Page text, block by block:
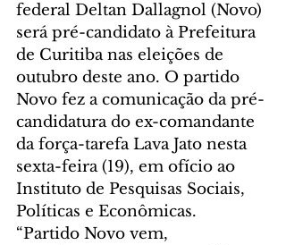
federal Deltan Dallagnol (Novo)
será pré-candidato à Prefeitura
de Curitiba nas eleições de
outubro deste ano. O partido
Novo fez a comunicação da pré-
candidatura do ex-comandante
da força-tarefa Lava Jato nesta
sexta-feira (19), em ofício ao
Instituto de Pesquisas Sociais,
Políticas e Econômicas.
“Partido Novo vem,